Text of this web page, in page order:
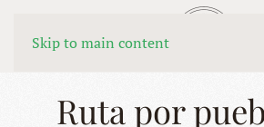
Skip to main content
MENÚ
Ruta por